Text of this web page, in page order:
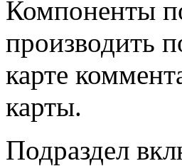
Компоненты
производить
карте
карты.
Подраздел